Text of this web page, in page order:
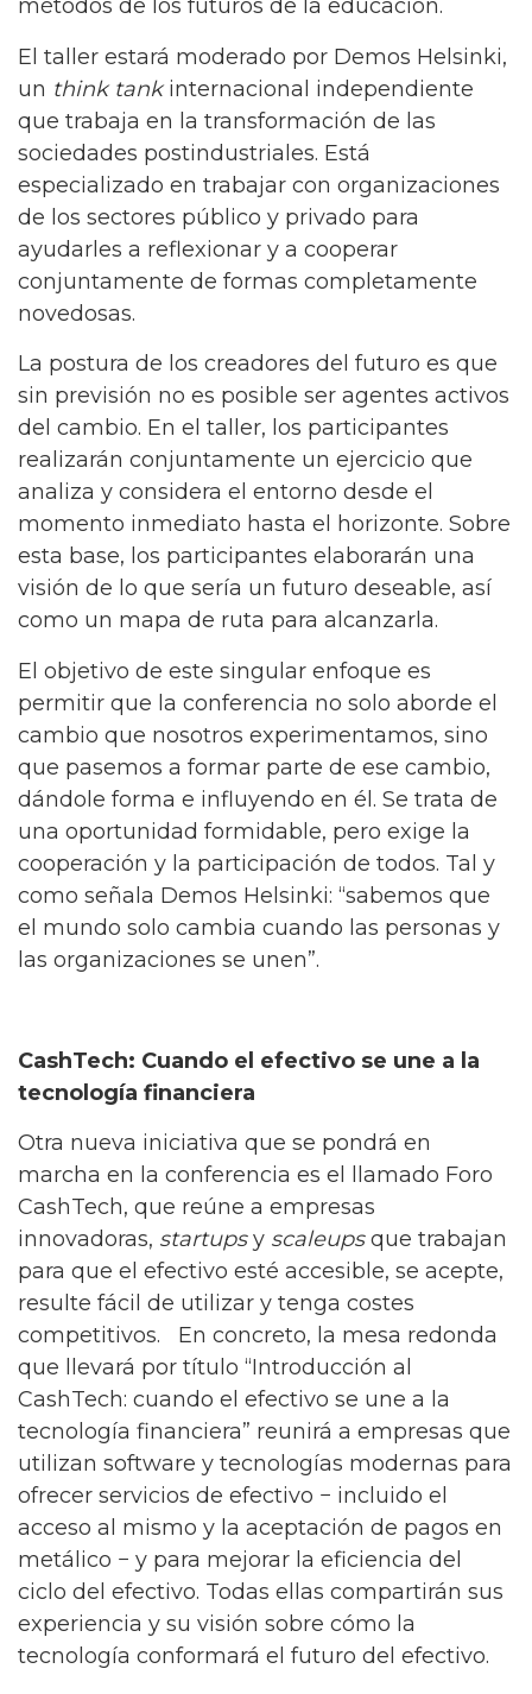
métodos de los futuros de la educación.
El taller estará moderado por Demos Helsinki,
un think tankinternacional independiente
que trabaja en la transformación de las
sociedades postindustriales. Está
especializado en trabajar con organizaciones
de los sectores público y privado para
ayudarles a reflexionar y a cooperar
conjuntamente de formas completamente
novedosas.
La postura de los creadores del futuro es que
sin previsión no es posible ser agentes activos
del cambio. En el taller, los participantes
realizarán conjuntamente un ejercicio que
analiza y considera el entorno desde el
momento inmediato hasta el horizonte. Sobre
esta base, los participantes elaborarán una
visión de lo que sería un futuro deseable, así
como un mapa de ruta para alcanzarla.
El objetivo de este singular enfoque es
permitir que la conferencia no solo aborde el
cambio que nosotros experimentamos, sino
que pasemos a formar parte de ese cambio,
dándole forma e influyendo en él. Se trata de
una oportunidad formidable, pero exige la
cooperación y la participación de todos. Tal y
como señala Demos Helsinki: “sabemos que
el mundo solo cambia cuando las personas y
las organizaciones se unen”.
CashTech: Cuando el efectivo se une a la
tecnología financiera
Otra nueva iniciativa que se pondrá en
marcha en la conferencia es el llamado Foro
CashTech, que reúne a empresas
innovadoras, startupsy scaleupsque trabajan
para que el efectivo esté accesible, se acepte,
resulte fácil de utilizar y tenga costes
competitivos. En concreto, la mesa redonda
que llevará por título “Introducción al
CashTech: cuando el efectivo se une a la
tecnología financiera” reunirá a empresas que
utilizan software y tecnologías modernas para
ofrecer servicios de efectivo − incluido el
acceso al mismo y la aceptación de pagos en
metálico − y para mejorar la eficiencia del
ciclo del efectivo. Todas ellas compartirán sus
experiencia y su visión sobre cómo la
tecnología conformará el futuro del efectivo.